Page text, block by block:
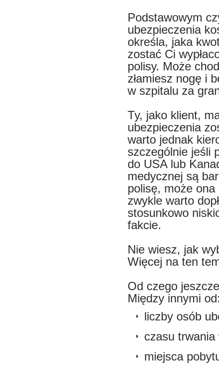
Podstawowym
ubezpieczenia
określa, jaka
zostać Ci
polisy. Może
złamiesz nogę i
w szpitalu za
Ty, jako klient,
ubezpieczenia
warto jednak
szczególnie jeśli
do USA lub
medycznej są
polisę, może ona
zwykle warto
stosunkowo
fakcie.
Nie wiesz, jak
Więcej na ten
Od czego
Między innymi
liczby osób
czasu trwania
miejsca